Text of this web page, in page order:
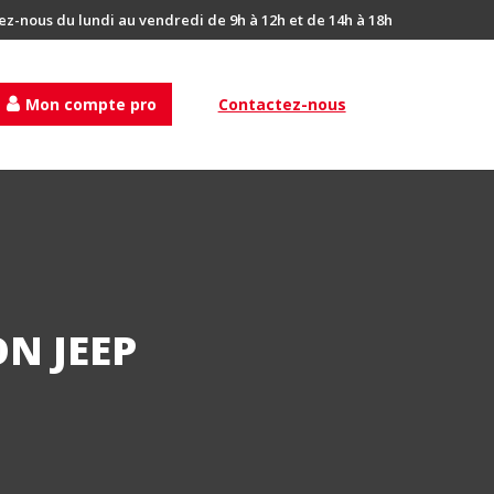
nous du lundi au vendredi de 9h à 12h et de 14h à 18h
Mon compte pro Contactez-nous
JEEP